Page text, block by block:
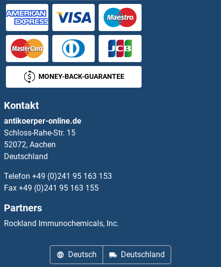
Phospholipase D4 Antikörper
phosphoribosyl Pyrophosphate Synthetase 1 Antikörper
Phosphorylase, Glycogen, Muscle Antikörper
PHOX2A Antikörper
PHTF2 Antikörper
PHYH Antikörper
PHYHIP Antikörper
MONEY-BACK-GUARANTEE
Kontakt
antikoerper-online.de
Schloss-Rahe-Str. 15
52072, Aachen
Deutschland
Telefon +49 (0)241 95 163 153
Fax +49 (0)241 95 163 155
Partners
Rockland Immunochemicals, Inc.
Deutsch Deutschland